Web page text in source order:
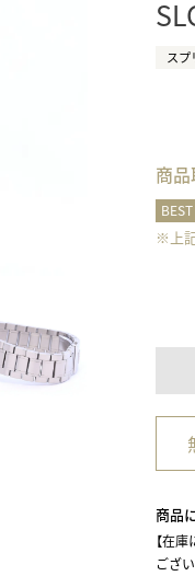
スプ
商
※上
商品
【在
ござ